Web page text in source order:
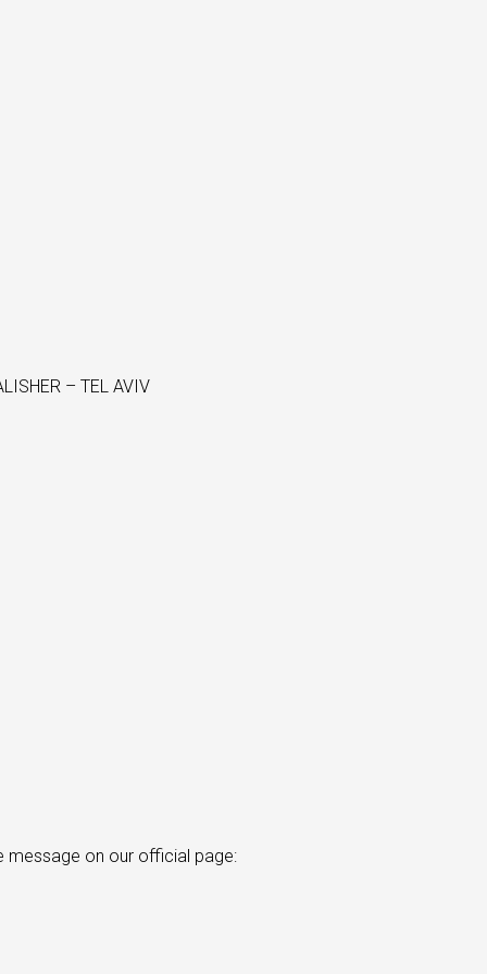
– TEL AVIV
message on our official page: